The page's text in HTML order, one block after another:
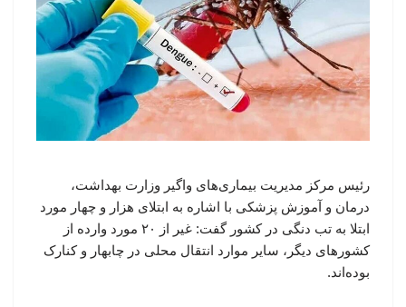
رئیس مرکز مدیریت بیماری‌های واگیر وزارت بهداشت،
درمان و آموزش پزشکی با اشاره به ابتلای هزار و چهار مورد
ابتلا به تب دنگی در کشور گفت: غیر از ۲۰ مورد وارده از
کشورهای دیگر، سایر موارد انتقال محلی در چابهار و کنارک
بوده‌اند.